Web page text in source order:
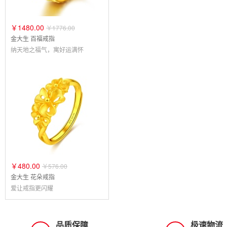
￥1480.00 ￥1776.00
金大生 百福戒指
纳天地之福气，寓好运满怀
￥480.00 ￥576.00
金大生 花朵戒指
爱让戒指更闪耀